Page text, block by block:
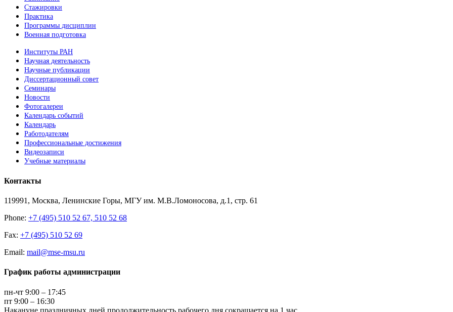
Стажировки
Практика
Программы дисциплин
Военная подготовка
Институты РАН
Научная деятельность
Научные публикации
Диссертационный совет
Семинары
Новости
Фотогалереи
Календарь событий
Календарь
Работодателям
Профессиональные достижения
Видеозаписи
Учебные материалы
Контакты
119991, Москва, Ленинские Горы, МГУ им. М.В.Ломоносова, д.1, стр. 61
Phone: +7 (495) 510 52 67, 510 52 68
Fax: +7 (495) 510 52 69
Email: mail@mse-msu.ru
График работы администрации
пн-чт 9:00 – 17:45
пт 9:00 – 16:30
Накануне праздничных дней продолжительность рабочего дня сокращается на 1 час